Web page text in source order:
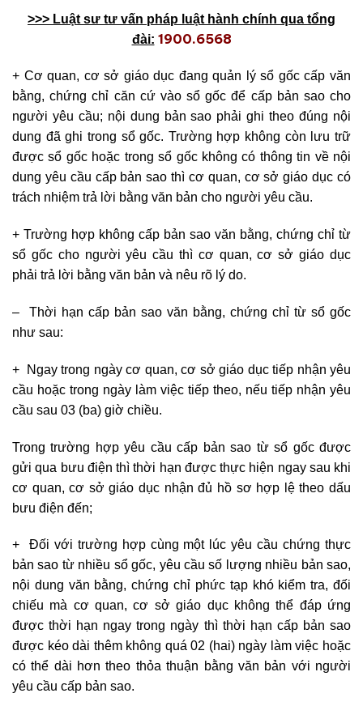
>>> Luật sư tư vấn pháp luật hành chính qua tổng
đài: 1900.6568
+ Cơ quan, cơ sở giáo dục đang quản lý sổ gốc cấp văn
bằng, chứng chỉ căn cứ vào sổ gốc để cấp bản sao cho
người yêu cầu; nội dung bản sao phải ghi theo đúng nội
dung đã ghi trong sổ gốc. Trường hợp không còn lưu trữ
được sổ gốc hoặc trong sổ gốc không có thông tin về nội
dung yêu cầu cấp bản sao thì cơ quan, cơ sở giáo dục có
trách nhiệm trả lời bằng văn bản cho người yêu cầu.
+ Trường hợp không cấp bản sao văn bằng, chứng chỉ từ
sổ gốc cho người yêu cầu thì cơ quan, cơ sở giáo dục
phải trả lời bằng văn bản và nêu rõ lý do.
– Thời hạn cấp bản sao văn bằng, chứng chỉ từ sổ gốc
như sau:
+ Ngay trong ngày cơ quan, cơ sở giáo dục tiếp nhận yêu
cầu hoặc trong ngày làm việc tiếp theo, nếu tiếp nhận yêu
cầu sau 03 (ba) giờ chiều.
Trong trường hợp yêu cầu cấp bản sao từ sổ gốc được
gửi qua bưu điện thì thời hạn được thực hiện ngay sau khi
cơ quan, cơ sở giáo dục nhận đủ hồ sơ hợp lệ theo dấu
bưu điện đến;
+ Đối với trường hợp cùng một lúc yêu cầu chứng thực
bản sao từ nhiều sổ gốc, yêu cầu số lượng nhiều bản sao,
nội dung văn bằng, chứng chỉ phức tạp khó kiểm tra, đối
chiếu mà cơ quan, cơ sở giáo dục không thể đáp ứng
được thời hạn ngay trong ngày thì thời hạn cấp bản sao
được kéo dài thêm không quá 02 (hai) ngày làm việc hoặc
có thể dài hơn theo thỏa thuận bằng văn bản với người
yêu cầu cấp bản sao.